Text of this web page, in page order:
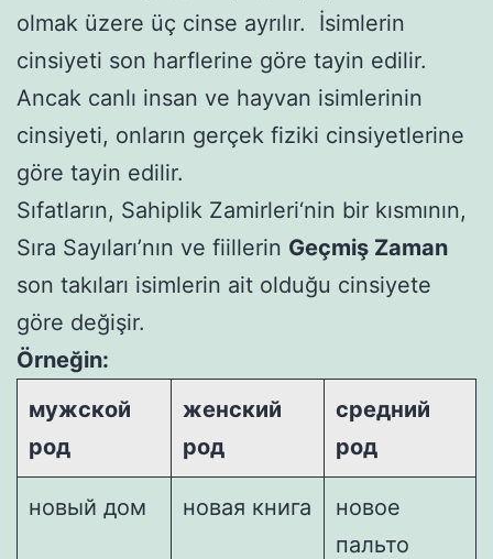
olmak üzere üç cinse ayrılır. İsimlerin
cinsiyeti son harflerine göre tayin edilir.
Ancak canlı insan ve hayvan isimlerinin
cinsiyeti, onların gerçek fiziki cinsiyetlerine
göre tayin edilir.
Sıfatların, Sahiplik Zamirleri‘nin bir kısmının,
Sıra Sayıları’nın ve fiillerin Geçmiş Zaman
son takıları isimlerin ait olduğu cinsiyete
göre değişir.
Örneğin:
мужской
род
женский
род
средний
род
новый дом новая книга
новое
пальто